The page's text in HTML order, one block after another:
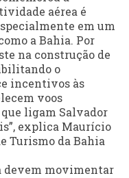
aérea é
em um
a Bahia. Por
na construção de
o
incentivos às
voos
ligam Salvador
explica Maurício
Turismo da Bahia
devem movimentar